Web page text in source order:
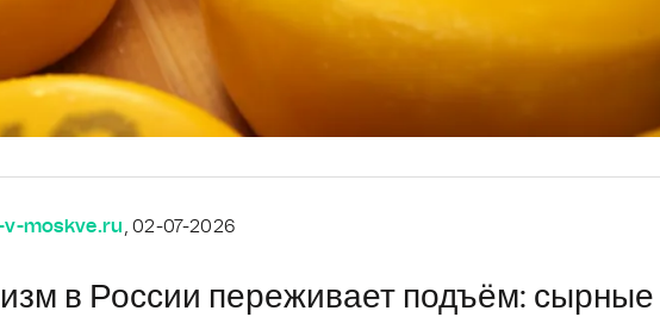
moskve.ru, 02-07-2026
в России переживает подъём: сырные